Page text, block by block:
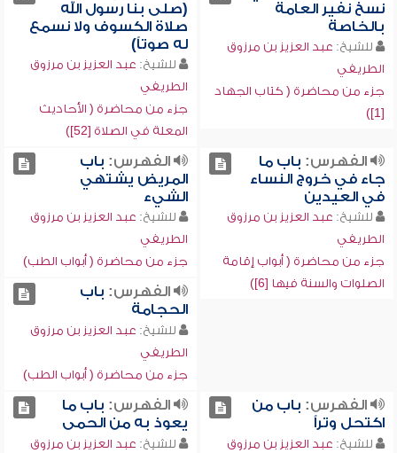
نسخ نفير العامة
بالخاصة
للشيخ: عبد العزيز بن مرزوق
الطريفي
جزء من محاضرة ( كتاب الجهاد
[1])
(صلى بنا رسول الله
صلاة الكسوف ولا نسمع
له صوتاً)
للشيخ: عبد العزيز بن مرزوق
الطريفي
جزء من محاضرة ( الأحاديث
المعلة في الصلاة [52])
الفهرس: باب ما
جاء في خروج النساء
في العيدين
للشيخ: عبد العزيز بن مرزوق
الطريفي
جزء من محاضرة ( أبواب إقامة
الصلوات والسنة فيها [6])
الفهرس: باب
المريض يشتهي
الشيء
للشيخ: عبد العزيز بن مرزوق
الطريفي
جزء من محاضرة ( أبواب الطب)
الفهرس: باب
الحجامة
للشيخ: عبد العزيز بن مرزوق
الطريفي
جزء من محاضرة ( أبواب الطب)
الفهرس: باب من
اكتحل وتراً
للشيخ: عبد العزيز بن مرزوق
الفهرس: باب ما
يعوذ به من الحمى
للشيخ: عبد العزيز بن مرزوق